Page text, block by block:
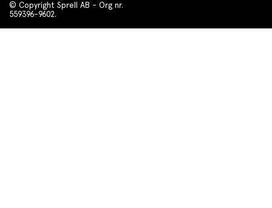
© Copyright Sprell AB - Org nr.
559396-9602.